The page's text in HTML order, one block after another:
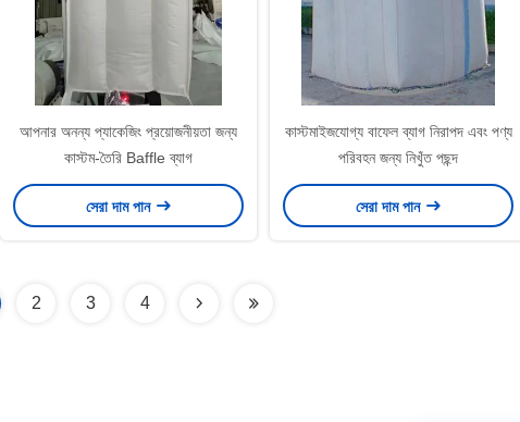
আপনার অনন্য প্যাকেজিং প্রয়োজনীয়তা জন্য
কাস্টম-তৈরি Baffle ব্যাগ
সেরা দাম পান
কাস্টমাইজযোগ্য বাফেল ব্যাগ নিরাপদ এবং পণ্য
পরিবহন জন্য নিখুঁত পছন্দ
সেরা দাম পান
2 3 4